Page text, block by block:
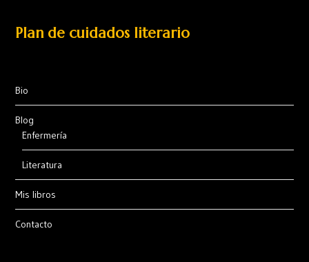
Plan de cuidados literario
Bio
Blog
Enfermería
Literatura
Mis libros
Contacto